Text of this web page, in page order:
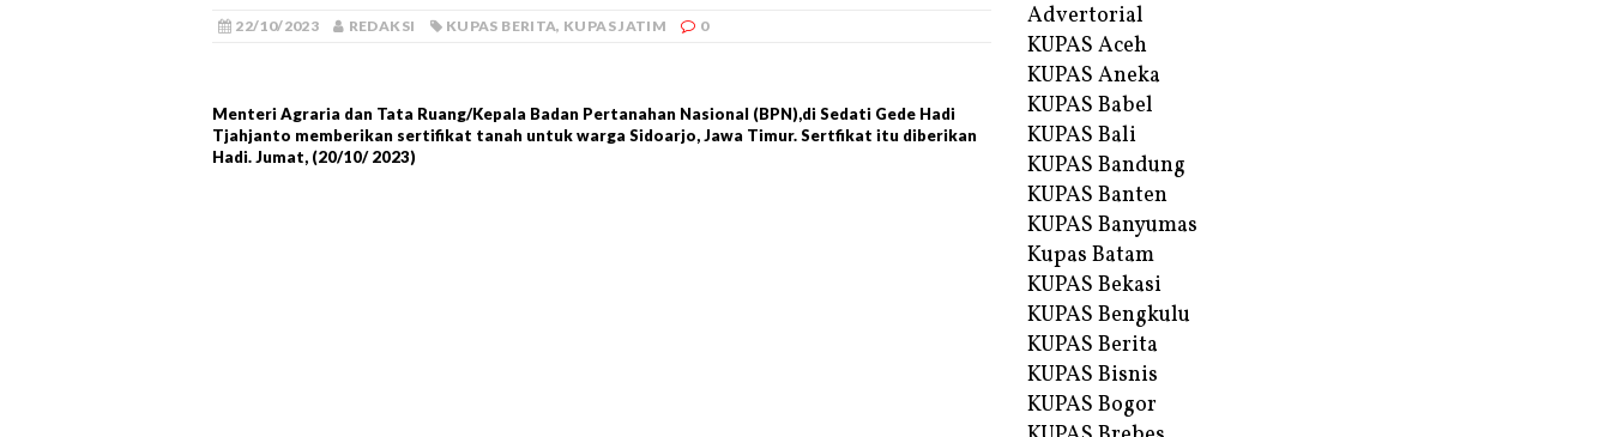
22/10/2023 REDAKSI KUPAS BERITA, KUPAS JATIM 0
Menteri Agraria dan Tata Ruang/Kepala Badan Pertanahan Nasional (BPN),di Sedati Gede Hadi
Tjahjanto memberikan sertifikat tanah untuk warga Sidoarjo, Jawa Timur. Sertfikat itu diberikan
Hadi. Jumat, (20/10/ 2023)
Advertorial
KUPAS Aceh
KUPAS Aneka
KUPAS Babel
KUPAS Bali
KUPAS Bandung
KUPAS Banten
KUPAS Banyumas
Kupas Batam
KUPAS Bekasi
KUPAS Bengkulu
KUPAS Berita
KUPAS Bisnis
KUPAS Bogor